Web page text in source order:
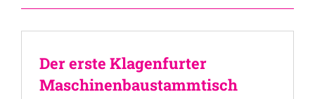
Der erste Klagenfurter
Maschinenbaustammtisch